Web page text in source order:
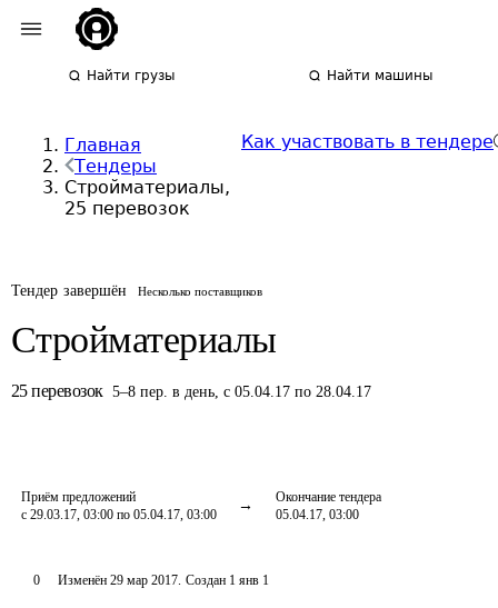
Найти грузы Найти машины
Главная
Тендеры
Стройматериалы,
25 перевозок
Как участвовать в тендере
Тендер завершён Несколько поставщиков
Стройматериалы
25 перевозок 5–8 пер. в день, с 05.04.17 по 28.04.17
Приём предложений
с 29.03.17, 03:00 по 05.04.17, 03:00
Окончание тендера
05.04.17, 03:00
0 Изменён 29 мар 2017. Создан 1 янв 1